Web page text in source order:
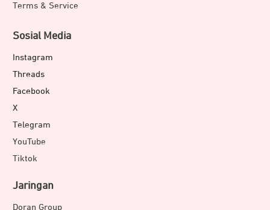
Terms & Service
Sosial Media
Instagram
Threads
Facebook
X
Telegram
YouTube
Tiktok
Jaringan
Doran Group